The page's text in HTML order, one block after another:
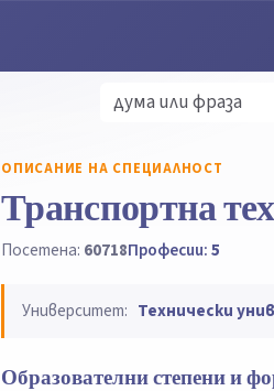
ОПИСАНИЕ НА СПЕЦИАЛНОСТ
Транспортна
Посетена: 60718Професии:5
Университет: Технически
Образователни степени и